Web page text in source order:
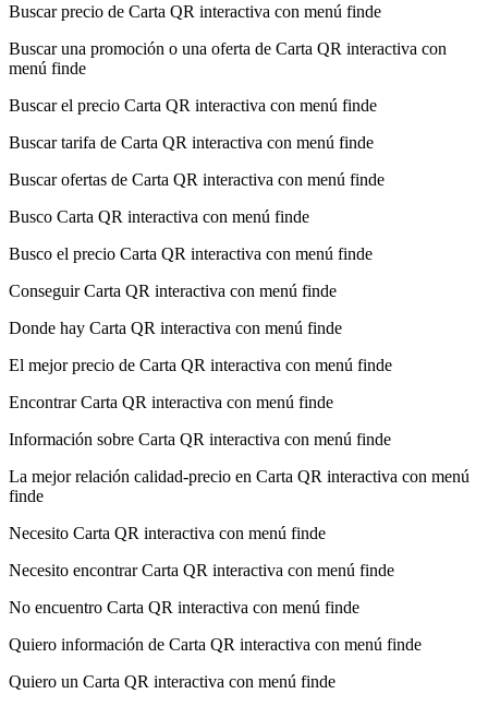
Buscar precio de Carta QR interactiva con menú finde
Buscar una promoción o una oferta de Carta QR interactiva con
menú finde
Buscar el precio Carta QR interactiva con menú finde
Buscar tarifa de Carta QR interactiva con menú finde
Buscar ofertas de Carta QR interactiva con menú finde
Busco Carta QR interactiva con menú finde
Busco el precio Carta QR interactiva con menú finde
Conseguir Carta QR interactiva con menú finde
Donde hay Carta QR interactiva con menú finde
El mejor precio de Carta QR interactiva con menú finde
Encontrar Carta QR interactiva con menú finde
Información sobre Carta QR interactiva con menú finde
La mejor relación calidad-precio en Carta QR interactiva con menú
finde
Necesito Carta QR interactiva con menú finde
Necesito encontrar Carta QR interactiva con menú finde
No encuentro Carta QR interactiva con menú finde
Quiero información de Carta QR interactiva con menú finde
Quiero un Carta QR interactiva con menú finde